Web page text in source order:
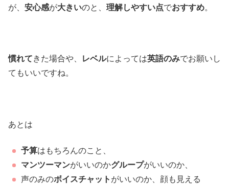
が、 安心感が大きいのと、 理解しやすい点でおすすめ。
慣れてきた場合や、 レベルによっては英語のみでお願いし
てもいいですね。
あとは
予算はもちろんのこと、
マンツーマンがいいのかグループがいいのか、
声のみのボイスチャット がいいのか、顔も見える